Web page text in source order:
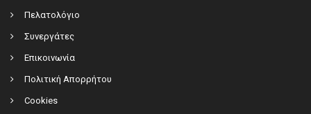
Πελατολόγιο
Συνεργάτες
Επικοινωνία
Πολιτική Απορρήτου
Cookies